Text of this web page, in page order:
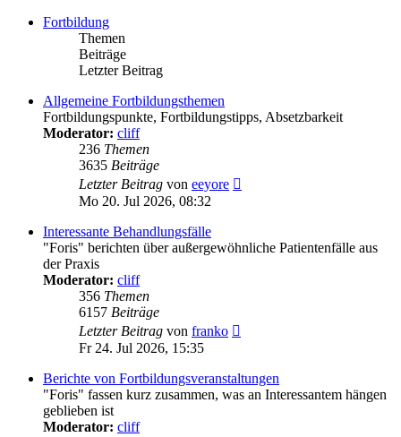
Fortbildung
Themen
Beiträge
Letzter Beitrag
Allgemeine Fortbildungsthemen
Fortbildungspunkte, Fortbildungstipps, Absetzbarkeit
Moderator: cliff
236 Themen
3635 Beiträge
Letzter Beitrag von eeyore
Mo 20. Jul 2026, 08:32
Interessante Behandlungsfälle
"Foris" berichten über außergewöhnliche Patientenfälle aus
der Praxis
Moderator: cliff
356 Themen
6157 Beiträge
Letzter Beitrag von franko
Fr 24. Jul 2026, 15:35
Berichte von Fortbildungsveranstaltungen
"Foris" fassen kurz zusammen, was an Interessantem hängen
geblieben ist
Moderator: cliff